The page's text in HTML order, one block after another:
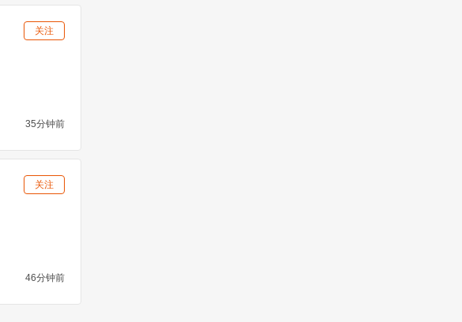
关注
35分钟前
关注
46分钟前